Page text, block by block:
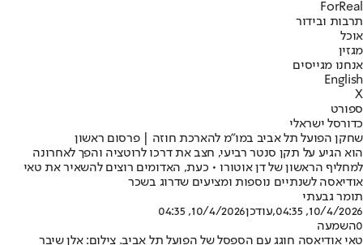
ForReal
תרבות ובידור
אוכל
מגזין
אנחנו מגייסים
English
X
ספורט
כדורסל ישראלי
שחקן הפועל תל אביב במו"מ להארכת חוזה | פרסום ראשון
הוא הגיע על תקן סנטר רביעי, חצב את דרכו לרוטציה והפך לאחרונה
למחליף הראשון של דן אוטורו • כעת, האדומים רוצים להשאיר את טאי
אודיאסה לשנתיים נוספות ומציעים שדרוג בשכר
תומר גבעתי
10/4/2026, 04:35
,עודכן10/4/2026, 04:35
0השמעה
טאי אודיאסה חוגג עם הספסל של הפועל תל אביב. צילום: אלן שיבר